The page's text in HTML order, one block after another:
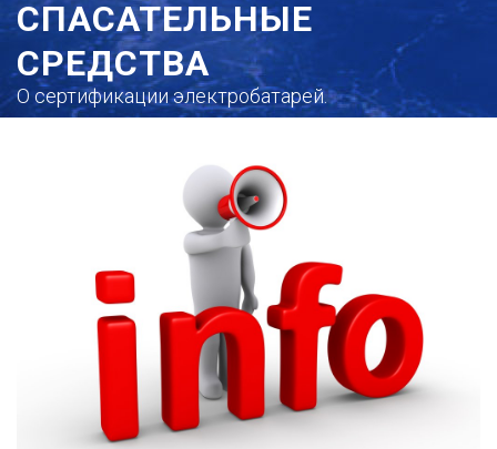
СПАСАТЕЛЬНЫЕ
СРЕДСТВА
О сертификации электробатарей.